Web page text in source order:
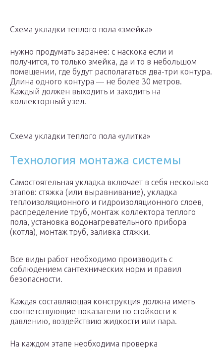
Схема укладки теплого пола «змейка»
нужно продумать заранее: с наскока если и
получится, то только змейка, да и то в небольшом
помещении, где будут располагаться два-три контура.
Длина одного контура — не более 30 метров.
Каждый должен выходить и заходить на
коллекторный узел.
Схема укладки теплого пола «улитка»
Технология монтажа системы
Самостоятельная укладка включает в себя несколько
этапов: стяжка (или выравнивание), укладка
теплоизоляционного и гидроизоляционного слоев,
распределение труб, монтаж коллектора теплого
пола, установка водонагревательного прибора
(котла), монтаж труб, заливка стяжки.
Все виды работ необходимо производить с
соблюдением сантехнических норм и правил
безопасности.
Каждая составляющая конструкция должна иметь
соответствующие показатели по стойкости к
давлению, воздействию жидкости или пара.
На каждом этапе необходима проверка